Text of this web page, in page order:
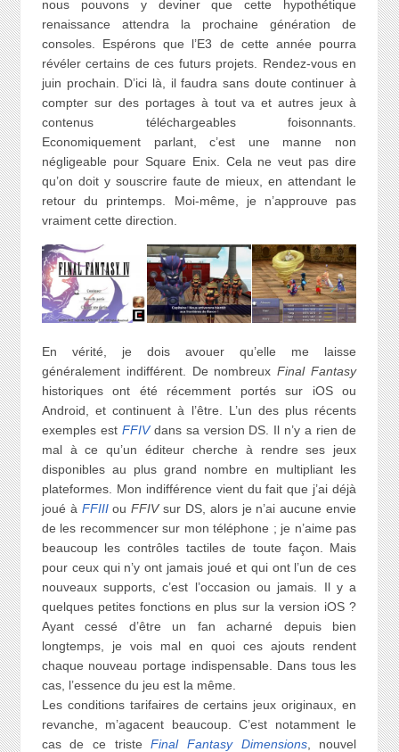
nous pouvons y deviner que cette hypothétique
renaissance attendra la prochaine génération de
consoles. Espérons que l’E3 de cette année pourra
révéler certains de ces futurs projets. Rendez-vous en
juin prochain. D’ici là, il faudra sans doute continuer à
compter sur des portages à tout va et autres jeux à
contenus téléchargeables foisonnants.
Economiquement parlant, c’est une manne non
négligeable pour Square Enix. Cela ne veut pas dire
qu’on doit y souscrire faute de mieux, en attendant le
retour du printemps. Moi-même, je n’approuve pas
vraiment cette direction.
En vérité, je dois avouer qu’elle me laisse
généralement indifférent. De nombreuxFinal Fantasy
historiques ont été récemment portés sur iOS ou
Android, et continuent à l’être. L’un des plus récents
exemples est FFIVdans sa version DS. Il n’y a rien de
mal à ce qu’un éditeur cherche à rendre ses jeux
disponibles au plus grand nombre en multipliant les
plateformes. Mon indifférence vient du fait que j’ai déjà
joué à FFIIIouFFIVsur DS, alors je n’ai aucune envie
de les recommencer sur mon téléphone ; je n’aime pas
beaucoup les contrôles tactiles de toute façon. Mais
pour ceux qui n’y ont jamais joué et qui ont l’un de ces
nouveaux supports, c’est l’occasion ou jamais. Il y a
quelques petites fonctions en plus sur la version iOS ?
Ayant cessé d’être un fan acharné depuis bien
longtemps, je vois mal en quoi ces ajouts rendent
chaque nouveau portage indispensable. Dans tous les
cas, l’essence du jeu est la même.
Les conditions tarifaires de certains jeux originaux, en
revanche, m’agacent beaucoup. C’est notamment le
cas de ce tristeFinal Fantasy Dimensions, nouvel